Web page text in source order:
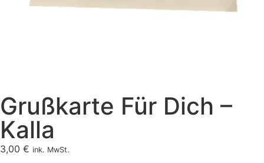
Grußkarte Für Dich –
Kalla
3,00 € ink. MwSt.